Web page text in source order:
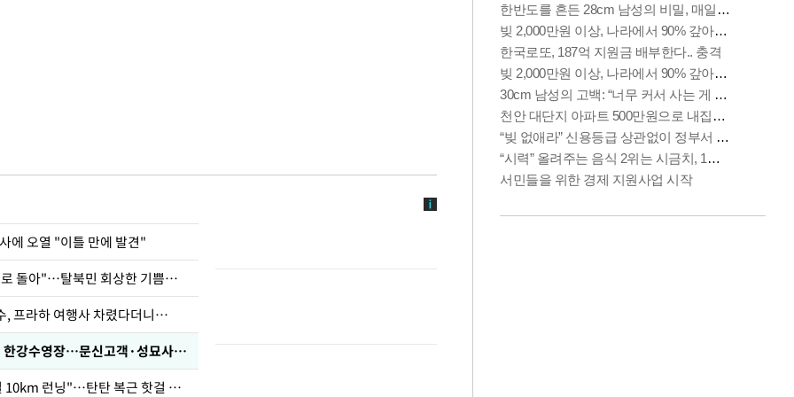
에 오열 "이틀 만에 발견"
"바지 벗고 앞뒤로 돌아"…탈북민 회상한 기쁨조 검사
, 프라하 여행사 차렸다더니…
'가성비 워터밤' 한강수영장…문신고객·성묘사음원 민원
46세 바다 "매일 10km 런닝"…탄탄 복근 핫걸 몸매로